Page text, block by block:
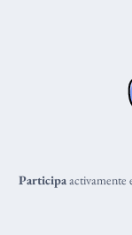
Participaactivamente